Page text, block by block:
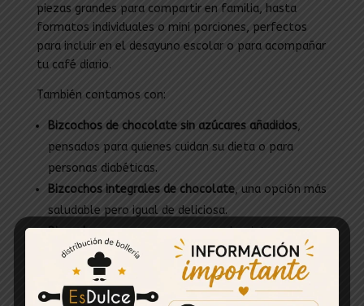
piezas grandes para compartir en familia, hasta
formatos individuales o mini porciones, perfectos
para incluir en el desayuno escolar o para acompañar
tu café diario.
También contamos con:
Bizcochos de chocolate sin azúcares añadidos,
pensados para quienes cuidan su dieta o para
personas diabéticas.
Bizcochos integrales de chocolate, una opción más
saludable pero igual de deliciosa.
Bizcochos con cacao puro, con sabor intenso y
profundo.
Bizcochos caseros de chocolate, elaborados de
forma artesanal.